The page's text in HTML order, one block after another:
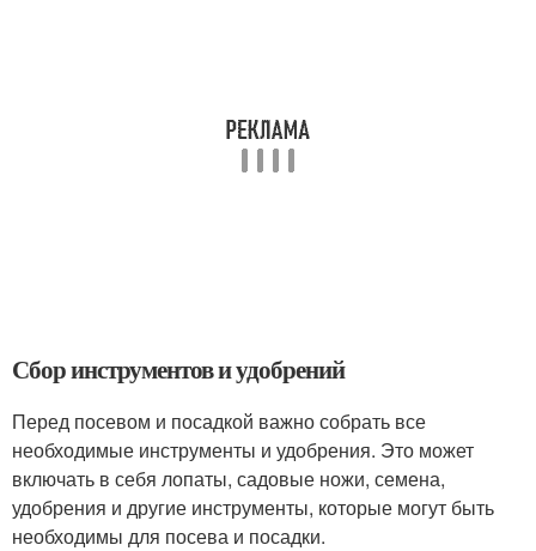
Сбор инструментов и удобрений
Перед посевом и посадкой важно собрать все
необходимые инструменты и удобрения. Это может
включать в себя лопаты, садовые ножи, семена,
удобрения и другие инструменты, которые могут быть
необходимы для посева и посадки.